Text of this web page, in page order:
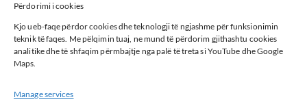
Përdorimi i cookies
Kjo ueb-faqe përdor cookies dhe teknologji të ngjashme për funksionimin
teknik të faqes. Me pëlqimin tuaj, ne mund të përdorim gjithashtu cookies
analitike dhe të shfaqim përmbajtje nga palë të treta si YouTube dhe Google
Maps.
Manage services
Fakulteti i Arteve
ADRESA